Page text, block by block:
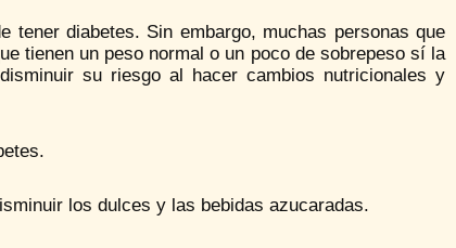
tener diabetes. Sin embargo, muchas personas que
tienen un peso normal o un poco de sobrepeso sí la
su riesgo al hacer cambios nutricionales y
los dulces y las bebidas azucaradas.